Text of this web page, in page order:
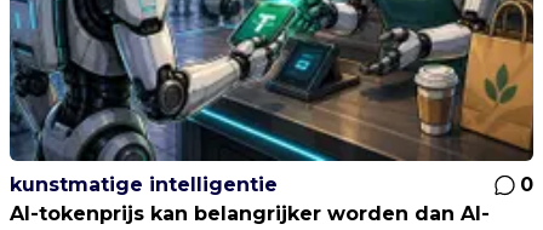
kunstmatige intelligentie
0
AI-tokenprijs kan belangrijker worden dan AI-